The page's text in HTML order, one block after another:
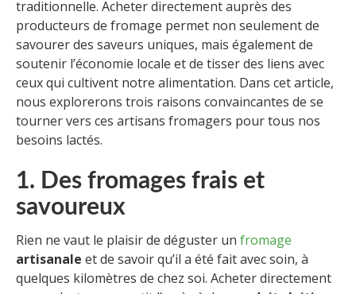
traditionnelle. Acheter directement auprès des
producteurs de fromage permet non seulement de
savourer des saveurs uniques, mais également de
soutenir l’économie locale et de tisser des liens avec
ceux qui cultivent notre alimentation. Dans cet article,
nous explorerons trois raisons convaincantes de se
tourner vers ces artisans fromagers pour tous nos
besoins lactés.
1. Des fromages frais et
savoureux
Rien ne vaut le plaisir de déguster un fromage
artisanale et de savoir qu’il a été fait avec soin, à
quelques kilomètres de chez soi. Acheter directement